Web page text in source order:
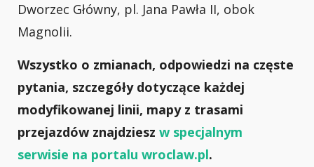
Dworzec Główny, pl. Jana Pawła II, obok
Magnolii.
Wszystko o zmianach, odpowiedzi na częste
pytania, szczegóły dotyczące każdej
modyfikowanej linii, mapy z trasami
przejazdów znajdziesz w specjalnym
serwisie na portalu wroclaw.pl.